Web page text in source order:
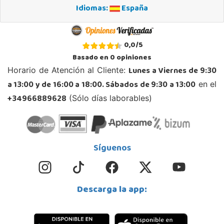
POCAS UNIDADES
Juguetilandia Leganés
Parque comercial Plaza Nueva, Avenida Puerta del Sol 2, mediana 2-A
28918, Leganés
918312728
Localizar Tienda
Juguetilandia Murcia
C/ Victor Garrigos, nº 15, Parque Comercial Thader
POCAS UNIDADES
Idiomas:
España
0,0/5
Basado en0opiniones
Horario de Atención al Cliente: Lunes a Viernes de 9:30
a 13:00 y de 16:00 a 18:00. Sábados de 9:30 a 13:00 en el
+34966889628 (Sólo días laborables)
Síguenos
Descarga la app: